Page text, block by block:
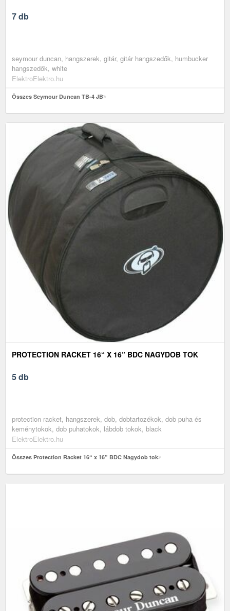
7 db
seymour duncan, hangszerek, gitár, gitár hangszedők, humbucker
hangszedők, white
ElektroElektro.hu
Összes Seymour Duncan TB-4 JB
PROTECTION RACKET 16“ X 16” BDC NAGYDOB TOK
5 db
protection racket, hangszerek, dob, dobtartozékok, dob puha és
keménytokok, dob puhatokok, lábdob tokok, black
ElektroElektro.hu
Összes Protection Racket 16“ x 16” BDC Nagydob tok